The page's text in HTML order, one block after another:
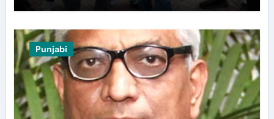
Punjabi